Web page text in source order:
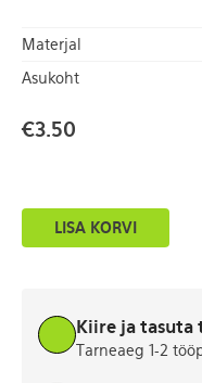
Materjal
Asukoht
€3.50
Beebi
särk-
kogus
LISA KORVI
Kiire ja tasuta
Tarneaeg 1-2